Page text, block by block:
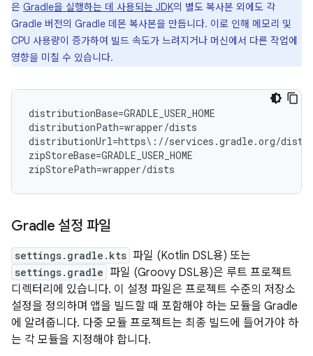
은 Gradle을 실행하는 데 사용되는 JDK의 별도 복사본 외에도 각
Gradle 버전의 Gradle 데몬 복사본을 만듭니다. 이로 인해 메모리 및
CPU 사용량이 증가하여 빌드 속도가 느려지거나 머신에서 다른 작업에
영향을 미칠 수 있습니다.
distributionBase=GRADLE_USER_HOME
distributionPath=wrapper/dists
distributionUrl=https\://services.gradle.org/
zipStoreBase=GRADLE_USER_HOME
Gradle 설정 파일
settings.gradle.kts 파일 (Kotlin DSL용) 또는
settings.gradle 파일 (Groovy DSL용)은 루트 프로젝트
디렉터리에 있습니다. 이 설정 파일은 프로젝트 수준의 저장소
설정을 정의하며 앱을 빌드할 때 포함해야 하는 모듈을 Gradle
에 알려줍니다. 다중 모듈 프로젝트는 최종 빌드에 들어가야 하
는 각 모듈을 지정해야 합니다.